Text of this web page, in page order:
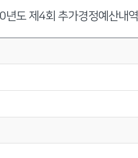
년도 제4회 추가경정예산내역